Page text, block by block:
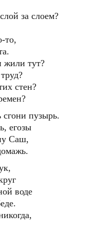
за слоем?
то,
жили тут?
стен?
сгони пузырь.
егозы
Саш,
воде